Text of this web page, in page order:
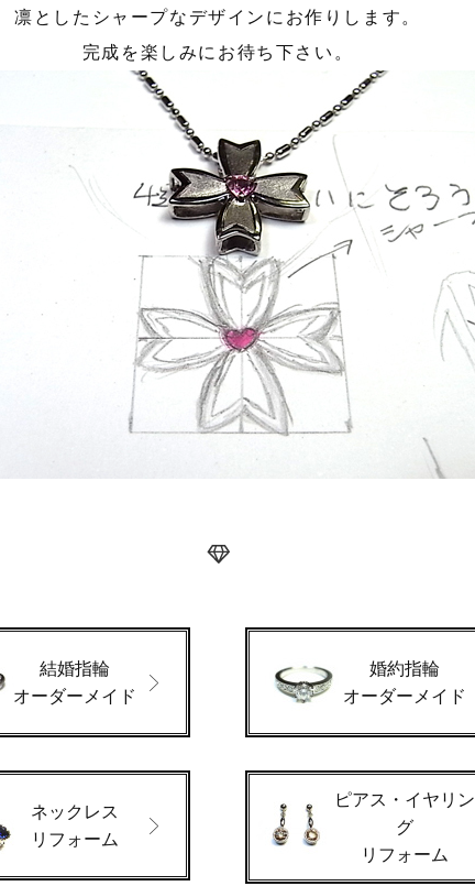
凛としたシャープなデザインにお作りします。
完成を楽しみにお待ち下さい。
結婚指輪
オーダーメイド
婚約指輪
オーダーメイド
ネックレス
リフォーム
ピアス・イヤリン
グ
リフォーム